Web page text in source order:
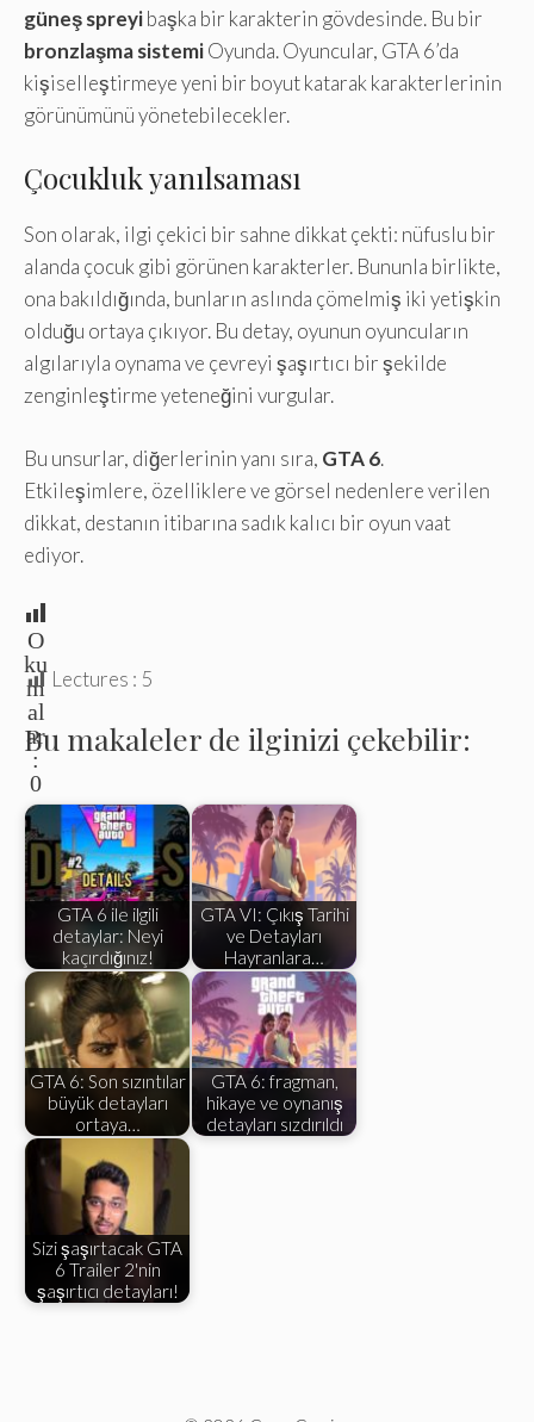
güneş spreyibaşka bir karakterin gövdesinde. Bu bir
bronzlaşma sistemiOyunda. Oyuncular, GTA 6’da
kişiselleştirmeye yeni bir boyut katarak karakterlerinin
görünümünü yönetebilecekler.
Çocukluk yanılsaması
Son olarak, ilgi çekici bir sahne dikkat çekti: nüfuslu bir
alanda çocuk gibi görünen karakterler. Bununla birlikte,
ona bakıldığında, bunların aslında çömelmiş iki yetişkin
olduğu ortaya çıkıyor. Bu detay, oyunun oyuncuların
algılarıyla oynama ve çevreyi şaşırtıcı bir şekilde
zenginleştirme yeteneğini vurgular.
Bu unsurlar, diğerlerinin yanı sıra, GTA 6.
Etkileşimlere, özelliklere ve görsel nedenlere verilen
dikkat, destanın itibarına sadık kalıcı bir oyun vaat
ediyor.
O
ku
m
al
ar
:
0
Lectures : 5
Bu makaleler de ilginizi çekebilir:
GTA 6 ile ilgili
detaylar: Neyi
kaçırdığınız!
GTA VI: Çıkış Tarihi
ve Detayları
Hayranlara…
GTA 6: Son sızıntılar
büyük detayları
ortaya…
GTA 6: fragman,
hikaye ve oynanış
detayları sızdırıldı
Sizi şaşırtacak GTA
6 Trailer 2'nin
şaşırtıcı detayları!